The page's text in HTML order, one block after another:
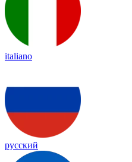
italiano
русский